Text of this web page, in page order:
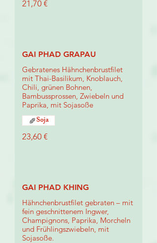
21,70 €
GAI PHAD GRAPAU
Gebratenes Hähnchenbrustfilet
mit Thai-Basilikum, Knoblauch,
Chili, grünen Bohnen,
Bambussprossen, Zwiebeln und
Paprika, mit Sojasoße
23,60 €
Soja
GAI PHAD KHING
Hähnchenbrustfilet gebraten – mit
fein geschnittenem Ingwer,
Champignons, Paprika, Morcheln
und Frühlingszwiebeln, mit
Sojasoße.